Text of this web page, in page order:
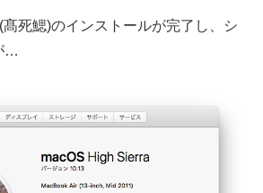
死鰓)のインストールが完了し、シ
…